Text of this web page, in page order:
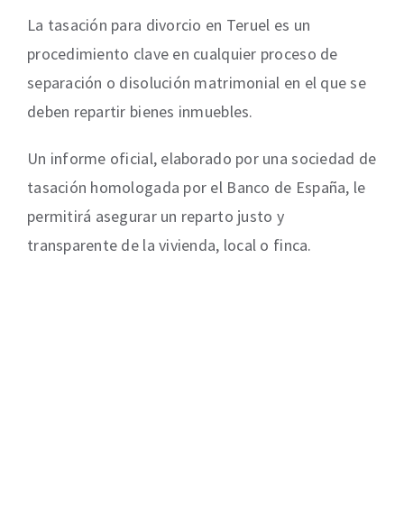
La tasación para divorcio en Teruel es un
procedimiento clave en cualquier proceso de
separación o disolución matrimonial en el que se
deben repartir bienes inmuebles.
Un informe oficial, elaborado por una sociedad de
tasación homologada por el Banco de España, le
permitirá asegurar un reparto justo y
transparente de la vivienda, local o finca.